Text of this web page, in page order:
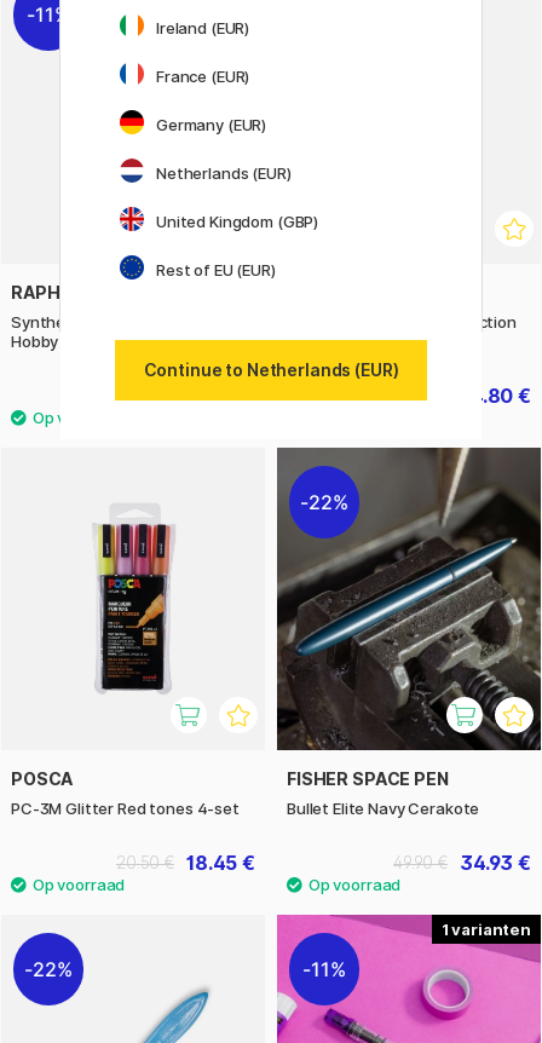
11%
RAPHAËL
Synthetisch Penseel Campus
Hobby 3-set XL
7.36 €
Music Notebook ART collection
Large Black
24.80 €
POSCA
PC-3M Glitter Red tones 4-set
18.45 €
20.50 €
22%
FISHER SPACE PEN
Bullet Elite Navy Cerakote
34.93 €
49.90 €
22%
1
11%
Ireland (EUR)
France (EUR)
Germany (EUR)
Netherlands (EUR)
United Kingdom (GBP)
Rest of EU (EUR)
Continue to Netherlands (EUR)